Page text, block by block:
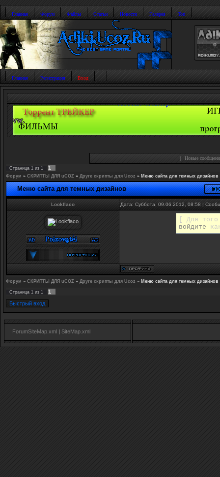
Главная Форум Файлы Статьи Новости Галерея Топ
Главная Регистрация Вход
| Новые
Страница 1 из 1 1
Форум » СКРИПТЫ ДЛЯ uCOZ » Друге скрипты для Ucoz » Меню сайта для темных дизайнов
Меню сайта для темных дизайнов
Lookflaco Дата: Суббота, 09.06.2012, 08:58 |
[ Для
войдите
Форум » СКРИПТЫ ДЛЯ uCOZ » Друге скрипты для Ucoz » Меню сайта для темных дизайнов
Страница 1 из 1 1
ForumSiteMap.xml | SiteMap.xml